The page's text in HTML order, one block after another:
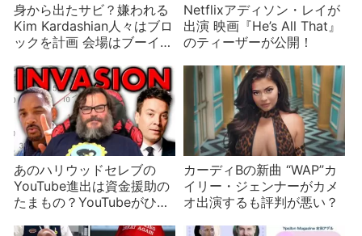
身から出たサビ？嫌われる
Kim Kardashian人々はブロ
ックを計画 会場はブーイン
Netflixアディソン・レイが
出演 映画『He’s All That』
のティーザーが公開！
あのハリウッドセレブの
YouTube進出は資金援助の
たまもの？YouTubeがひい
カーディBの新曲 “WAP”カ
イリー・ジェンナーがカメ
オ出演するも評判が悪い？